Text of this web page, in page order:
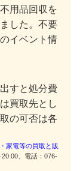
用品回収を
した。不要
イベント情
すと処分費
買取先とし
の可否は各
家電等の買取と販
20:00、電話：076-